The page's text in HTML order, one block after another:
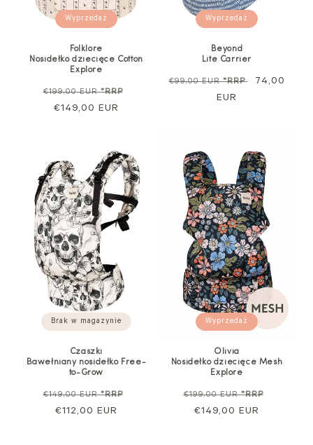
Wyprzedaż
Folklore
Nosidełko dziecięce Cotton
Explore
Cena
regularna
€199,00 EUR*RRP
€149,00 EUR
Wyprzedaż
Beyond
Lite Carrier
Cena
€99,00 EUR*RRP
Cena
74,00
EUR
Brak w magazynie
Czaszki
Bawełniany nosidełko Free-
to-Grow
Cena
regularna
€149,00 EUR*RRP
€112,00 EUR
Wyprzedaż
Olivia
Nosidełko dziecięce Mesh
Explore
Cena
regularna
€199,00 EUR*RRP
€149,00 EUR